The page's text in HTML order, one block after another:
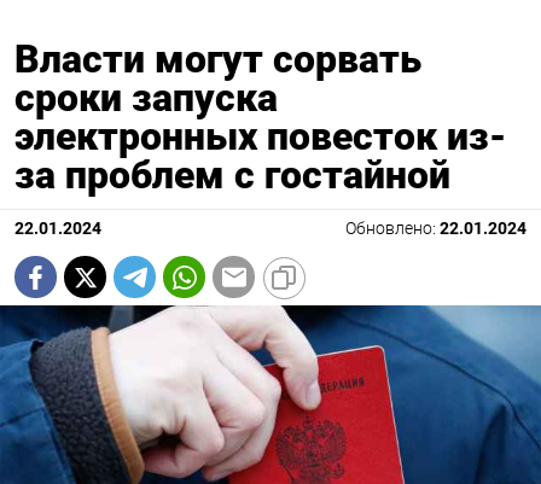
Власти могут сорвать
сроки запуска
электронных повесток из-
за проблем с гостайной
22.01.2024 Обновлено: 22.01.2024